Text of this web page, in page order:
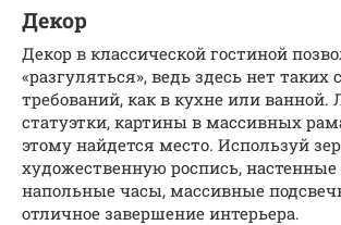
Декор
Декор в классической гостиной
«разгуляться», ведь здесь нет
требований, как в кухне или
статуэтки, картины в массивных
этому найдется место. Используй
художественную роспись,
напольные часы, массивные
отличное завершение интерьера.